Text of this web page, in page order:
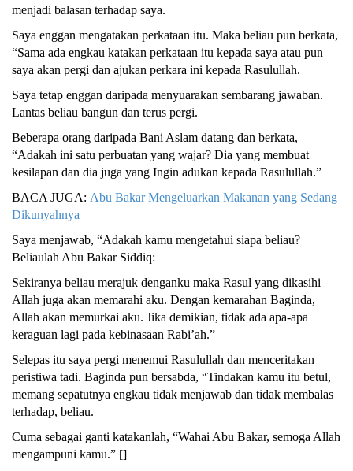
menjadi balasan terhadap saya.
Saya enggan mengatakan perkataan itu. Maka beliau pun berkata,
“Sama ada engkau katakan perkataan itu kepada saya atau pun
saya akan pergi dan ajukan perkara ini kepada Rasulullah.
Saya tetap enggan daripada menyuarakan sembarang jawaban.
Lantas beliau bangun dan terus pergi.
Beberapa orang daripada Bani Aslam datang dan berkata,
“Adakah ini satu perbuatan yang wajar? Dia yang membuat
kesilapan dan dia juga yang Ingin adukan kepada Rasulullah.”
BACA JUGA: Abu Bakar Mengeluarkan Makanan yang Sedang
Dikunyahnya
Saya menjawab, “Adakah kamu mengetahui siapa beliau?
Beliaulah Abu Bakar Siddiq:
Sekiranya beliau merajuk denganku maka Rasul yang dikasihi
Allah juga akan memarahi aku. Dengan kemarahan Baginda,
Allah akan memurkai aku. Jika demikian, tidak ada apa-apa
keraguan lagi pada kebinasaan Rabi’ah.”
Selepas itu saya pergi menemui Rasulullah dan menceritakan
peristiwa tadi. Baginda pun bersabda, “Tindakan kamu itu betul,
memang sepatutnya engkau tidak menjawab dan tidak membalas
terhadap, beliau.
Cuma sebagai ganti katakanlah, “Wahai Abu Bakar, semoga Allah
mengampuni kamu.” []